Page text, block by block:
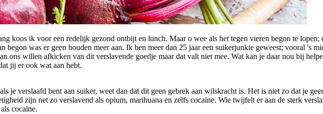
koos ik voor een redelijk gezond ontbijt en lunch. Maar o wee als het tegen vieren begon te
begon was er geen houden meer aan. Ik ben meer dan 25 jaar een suikerjunkie geweest; vooral 's
ons willen afkicken van dit verslavende goedje maar dat valt niet mee. Wat kan je daar nou bij
jij er ook wat aan hebt.
je verslaafd bent aan suiker, weet dan dat dit geen gebrek aan wilskracht is. Het is niet zo dat je
zijn net zo verslavend als opium, marihuana en zelfs cocaïne. Wie twijfelt er aan de sterk
cocaïne.